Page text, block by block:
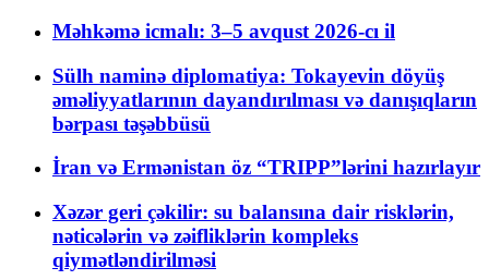
Məhkəmə icmalı: 3–5 avqust 2026-cı il
Sülh naminə diplomatiya: Tokayevin döyüş
əməliyyatlarının dayandırılması və danışıqların
bərpası təşəbbüsü
İran və Ermənistan öz “TRIPP”lərini hazırlayır
Xəzər geri çəkilir: su balansına dair risklərin,
nəticələrin və zəifliklərin kompleks
qiymətləndirilməsi